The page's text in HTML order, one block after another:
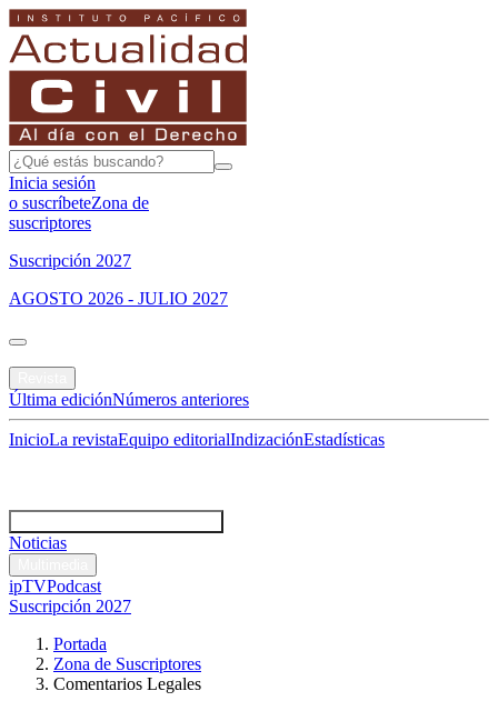
Inicia sesión
o suscríbeteZona de
suscriptores
Suscripción 2027
AGOSTO 2026 - JULIO 2027
Última ediciónNúmeros anteriores
InicioLa revistaEquipo editorialIndizaciónEstadísticas
Noticias
ipTVPodcast
Suscripción 2027
Portada
Zona de Suscriptores
Comentarios Legales